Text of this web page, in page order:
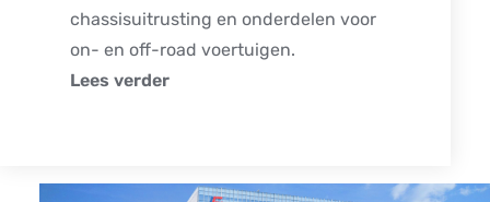
chassisuitrusting en onderdelen voor
on- en off-road voertuigen.
Lees verder